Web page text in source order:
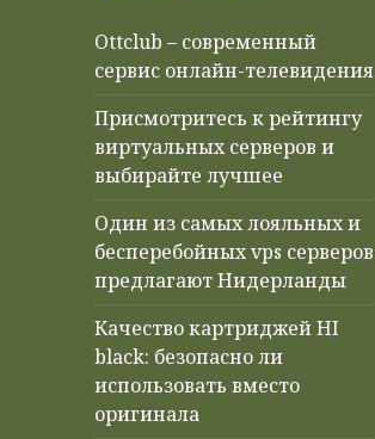
Ottclub – современный
сервис онлайн-телевидения
Присмотритесь к рейтингу
виртуальных серверов и
выбирайте лучшее
Один из самых лояльных и
бесперебойных vps серверов
предлагают Нидерланды
Качество картриджей HI
black: безопасно ли
использовать вместо
оригинала